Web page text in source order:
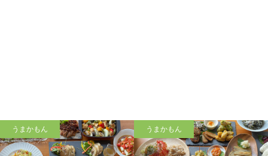
うまかもん うまかもん